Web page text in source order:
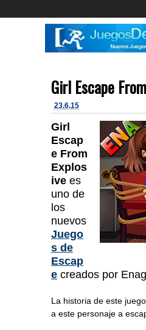
Girl Escape
23.6.15
Girl
Escap
e From
Explos
ive es
uno de
los
nuevos
Juego
s de
Escap
e creados por
La historia de este
a este personaje a